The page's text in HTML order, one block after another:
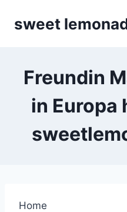
sweet
Freundin
in Europa
Home